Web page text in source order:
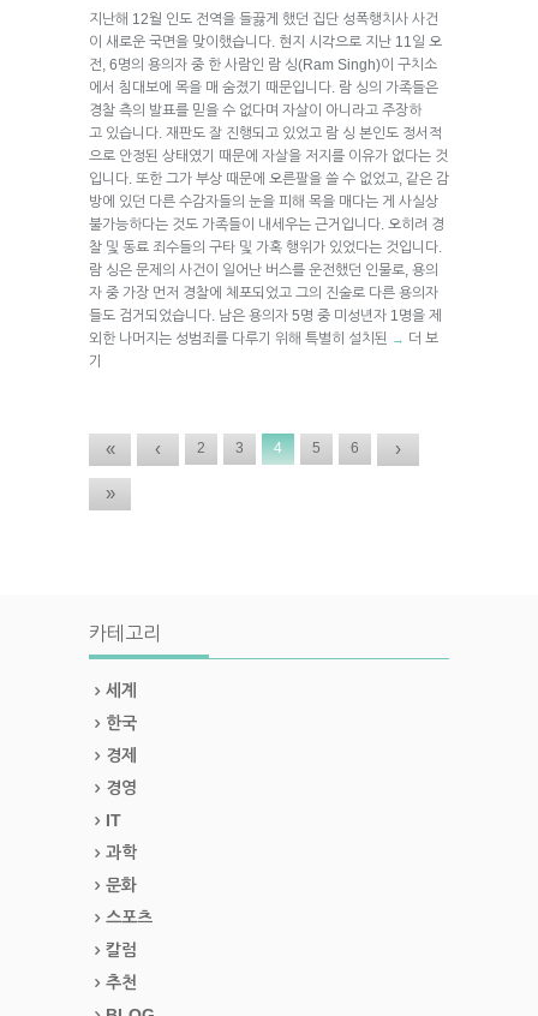
지난해 12월 인도 전역을 들끓게 했던 집단 성폭행치사 사건
이 새로운 국면을 맞이했습니다. 현지 시각으로 지난 11일 오
전, 6명의 용의자 중 한 사람인 람 싱(Ram Singh)이 구치소
에서 침대보에 목을 매 숨졌기 때문입니다. 람 싱의 가족들은
경찰 측의 발표를 믿을 수 없다며 자살이 아니라고 주장하
고 있습니다. 재판도 잘 진행되고 있었고 람 싱 본인도 정서적
으로 안정된 상태였기 때문에 자살을 저지를 이유가 없다는 것
입니다. 또한 그가 부상 때문에 오른팔을 쓸 수 없었고, 같은 감
방에 있던 다른 수감자들의 눈을 피해 목을 매다는 게 사실상
불가능하다는 것도 가족들이 내세우는 근거입니다. 오히려 경
찰 및 동료 죄수들의 구타 및 가혹 행위가 있었다는 것입니다.
람 싱은 문제의 사건이 일어난 버스를 운전했던 인물로, 용의
자 중 가장 먼저 경찰에 체포되었고 그의 진술로 다른 용의자
들도 검거되었습니다. 남은 용의자 5명 중 미성년자 1명을 제
외한 나머지는 성범죄를 다루기 위해 특별히 설치된 → 더 보
기
« ‹ 2 3 4 5 6 ›
»
카테고리
세계
한국
경제
경영
IT
과학
문화
스포츠
칼럼
추천